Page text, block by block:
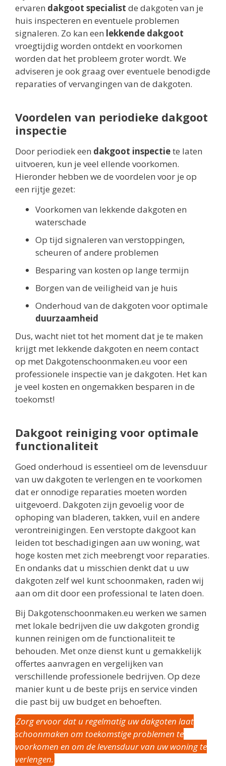
ervaren dakgoot specialist de dakgoten van je
huis inspecteren en eventuele problemen
signaleren. Zo kan een lekkende dakgoot
vroegtijdig worden ontdekt en voorkomen
worden dat het probleem groter wordt. We
adviseren je ook graag over eventuele benodigde
reparaties of vervangingen van de dakgoten.
Voordelen van periodieke dakgoot
inspectie
Door periodiek een dakgoot inspectiete laten
uitvoeren, kun je veel ellende voorkomen.
Hieronder hebben we de voordelen voor je op
een rijtje gezet:
Voorkomen van lekkende dakgoten en
waterschade
Op tijd signaleren van verstoppingen,
scheuren of andere problemen
Besparing van kosten op lange termijn
Borgen van de veiligheid van je huis
Onderhoud van de dakgoten voor optimale
duurzaamheid
Dus, wacht niet tot het moment dat je te maken
krijgt met lekkende dakgoten en neem contact
op met Dakgotenschoonmaken.eu voor een
professionele inspectie van je dakgoten. Het kan
je veel kosten en ongemakken besparen in de
toekomst!
Dakgoot reiniging voor optimale
functionaliteit
Goed onderhoud is essentieel om de levensduur
van uw dakgoten te verlengen en te voorkomen
dat er onnodige reparaties moeten worden
uitgevoerd. Dakgoten zijn gevoelig voor de
ophoping van bladeren, takken, vuil en andere
verontreinigingen. Een verstopte dakgoot kan
leiden tot beschadigingen aan uw woning, wat
hoge kosten met zich meebrengt voor reparaties.
En ondanks dat u misschien denkt dat u uw
dakgoten zelf wel kunt schoonmaken, raden wij
aan om dit door een professional te laten doen.
Bij Dakgotenschoonmaken.eu werken we samen
met lokale bedrijven die uw dakgoten grondig
kunnen reinigen om de functionaliteit te
behouden. Met onze dienst kunt u gemakkelijk
offertes aanvragen en vergelijken van
verschillende professionele bedrijven. Op deze
manier kunt u de beste prijs en service vinden
die past bij uw budget en behoeften.
Zorg ervoor dat u regelmatig uw dakgoten laat
schoonmaken om toekomstige problemen te
voorkomen en om de levensduur van uw woning te
verlengen.